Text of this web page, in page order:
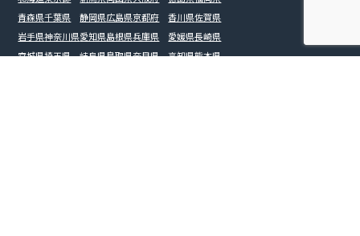
青森県
岩手県
宮城県
千葉県
神奈川県
埼玉県
静岡県
愛知県
岐阜県
広島県
島根県
鳥取県
京都府
兵庫県
奈良県
香川県
愛媛県
高知県
佐賀県
長崎県
熊本県